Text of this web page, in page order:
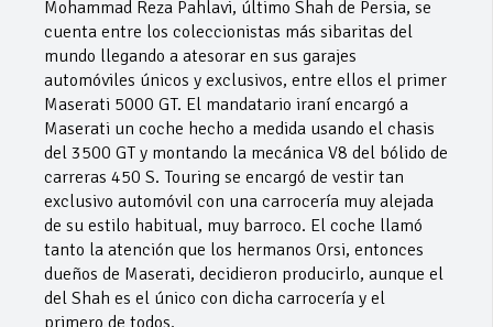
Mohammad Reza Pahlavi, último Shah de Persia, se
cuenta entre los coleccionistas más sibaritas del
mundo llegando a atesorar en sus garajes
automóviles únicos y exclusivos, entre ellos el primer
Maserati 5000 GT. El mandatario iraní encargó a
Maserati un coche hecho a medida usando el chasis
del 3500 GT y montando la mecánica V8 del bólido de
carreras 450 S. Touring se encargó de vestir tan
exclusivo automóvil con una carrocería muy alejada
de su estilo habitual, muy barroco. El coche llamó
tanto la atención que los hermanos Orsi, entonces
dueños de Maserati, decidieron producirlo, aunque el
del Shah es el único con dicha carrocería y el